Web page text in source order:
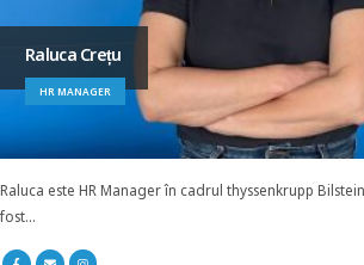
Raluca Crețu
HR MANAGER
Raluca este HR Manager în cadrul thyssenkrupp
fost...